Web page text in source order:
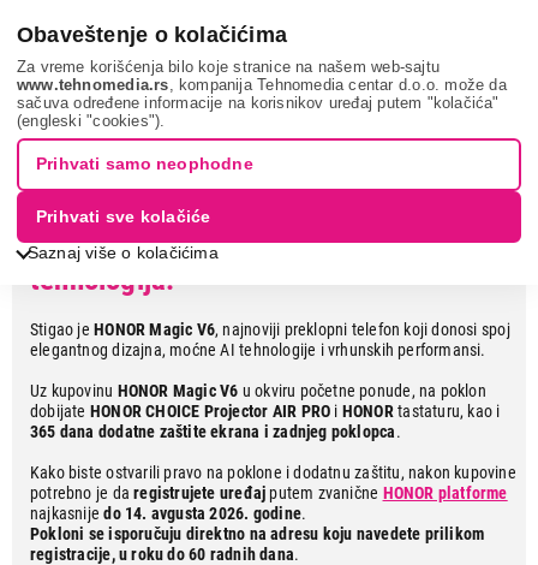
Obaveštenje o kolačićima
Za vreme korišćenja bilo koje stranice na našem web-sajtu
www.tehnomedia.rs , kompanija Tehnomedia centar d.o.o. može da
sačuva određene informacije na korisnikov uređaj putem "kolačića"
(engleski "cookies").
Saznaj više o kolačićima
Prihvati samo neophodne
Prihvati sve kolačiće
Leto uz HONOR Magic V6 – nova
era preklopnih telefona
Pokloni, 365 dana zaštite i vrhunska
tehnologija.
Stigao jeHONOR Magic V6, najnoviji preklopni telefon koji donosi spoj
elegantnog dizajna, moćne AI tehnologije i vrhunskih performansi.
Uz kupovinu HONOR Magic V6 u okviru početne ponude, na poklon
dobijate HONOR CHOICE Projector AIR PRO i HONORtastaturu, kao i
365 dana dodatne zaštite ekrana i zadnjeg poklopca.
Kako biste ostvarili pravo na poklone i dodatnu zaštitu, nakon kupovine
potrebno je daregistrujete uređaj putem zvanične HONOR platforme
najkasnijedo 14. avgusta 2026. godine.
Pokloni se isporučuju direktno na adresu koju navedete prilikom
registracije, u roku do 60 radnih dana.